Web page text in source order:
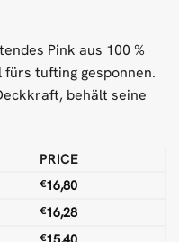
Pink aus 100 %
tufting gesponnen.
behält seine
PRICE
€16,80
€16,28
€